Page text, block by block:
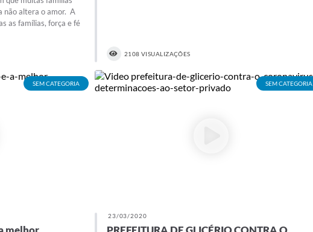
não altera o amor.⁣ ⁣ A
as famílias, força e fé
2108 VISUALIZAÇÕES
SEM CATEGORIA SEM CATEGORIA
23/03/2020